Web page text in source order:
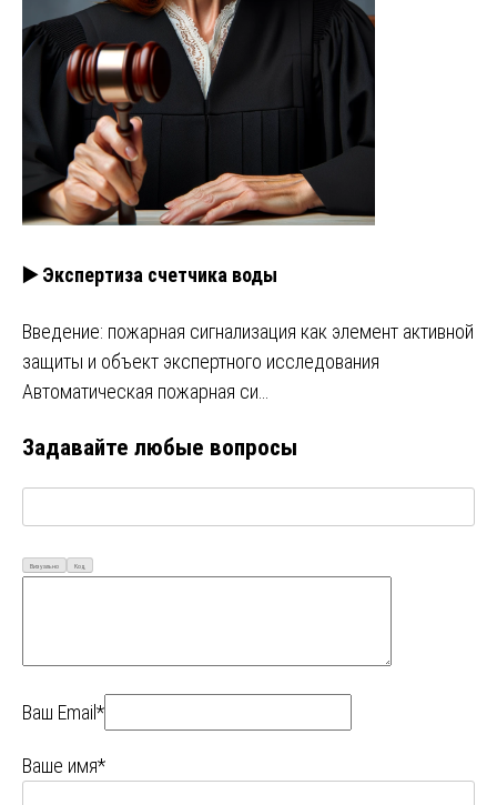
▶️ Экспертиза счетчика воды
Введение: пожарная сигнализация как элемент активной
защиты и объект экспертного исследования
Автоматическая пожарная си…
Задавайте любые вопросы
Визуально Код
Ваш Email*
Ваше имя*